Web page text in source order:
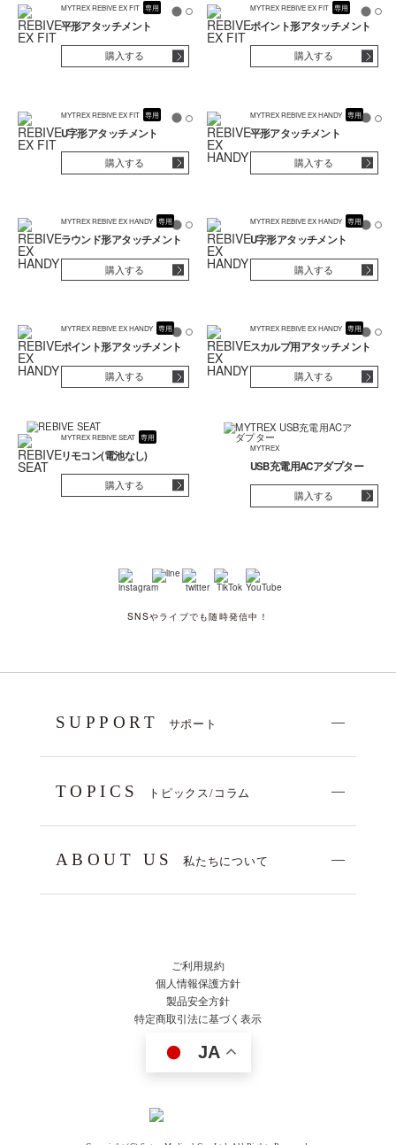
MYTREX REBIVE EX FIT 専用
平形アタッチメント
購入する
MYTREX REBIVE EX FIT 専用
ポイント形アタッチメント
購入する
MYTREX REBIVE EX FIT 専用
U字形アタッチメント
購入する
MYTREX REBIVE EX HANDY 専用
平形アタッチメント
購入する
MYTREX REBIVE EX HANDY 専用
ラウンド形アタッチメント
購入する
MYTREX REBIVE EX HANDY 専用
U字形アタッチメント
購入する
MYTREX REBIVE EX HANDY 専用
ポイント形アタッチメント
購入する
MYTREX REBIVE EX HANDY 専用
スカルプ用アタッチメント
購入する
MYTREX REBIVE SEAT 専用
リモコン(電池なし)
購入する
MYTREX
USB充電用ACアダプター
購入する
SNSやライブでも随時発信中！
SUPPORT サポート
TOPICS トピックス/コラム
ABOUT US 私たちについて
ご利用規約
個人情報保護方針
製品安全方針
特定商取引法に基づく表示
JA